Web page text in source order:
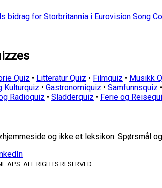
bidrag for Storbritannia i Eurovision Song
Quiz • Litteratur Quiz • Filmquiz • Musikk
Kulturquiz • Gastronomiquiz • Samfunnsquiz •
Radioquiz • Sladderquiz • Ferie og
og ikke et leksikon. Spørsmål
APS. ALL RIGHTS RESERVED.